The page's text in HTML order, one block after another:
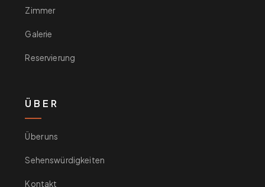
Zimmer
Galerie
Reservierung
ÜBER
Über uns
Sehenswürdigkeiten
Kontakt